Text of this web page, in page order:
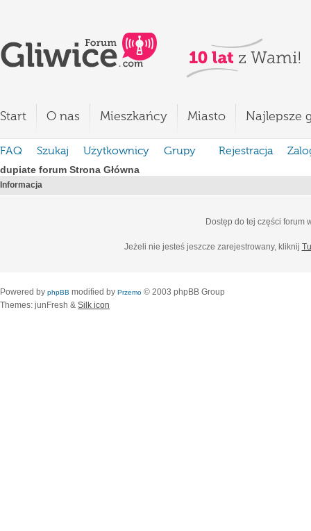
Start O nas Mieszkańcy Miasto Najlepsze
FAQ Szukaj Użytkownicy Grupy Rejestracja
dupiate forum Strona Główna
Informacja
Dostęp do tej części forum
Jeżeli nie jesteś jeszcze zarejestrowany, kliknij
Powered by phpBB modified by Przemo © 2003 phpBB Group
Themes: junFresh & Silk icon